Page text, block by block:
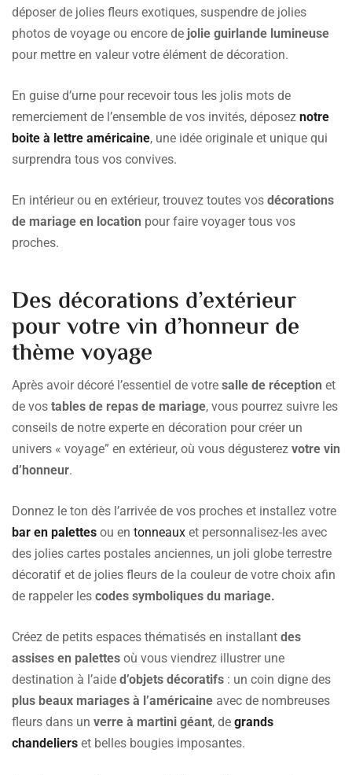
déposer de jolies fleurs exotiques, suspendre de jolies
photos de voyage ou encore de jolie guirlande lumineuse
pour mettre en valeur votre élément de décoration.
En guise d’urne pour recevoir tous les jolis mots de
remerciement de l’ensemble de vos invités, déposez notre
boite à lettre américaine, une idée originale et unique qui
surprendra tous vos convives.
En intérieur ou en extérieur, trouvez toutes vos décorations
de mariage en location pour faire voyager tous vos
proches.
Des décorations d’extérieur
pour votre vin d’honneur de
thème voyage
Après avoir décoré l’essentiel de votre salle de réception et
de vos tables de repas de mariage, vous pourrez suivre les
conseils de notre experte en décoration pour créer un
univers « voyage” en extérieur, où vous dégusterez votre vin
d’honneur.
Donnez le ton dès l’arrivée de vos proches et installez votre
bar en palettes ou en tonneaux et personnalisez-les avec
des jolies cartes postales anciennes, un joli globe terrestre
décoratif et de jolies fleurs de la couleur de votre choix afin
de rappeler les codes symboliques du mariage.
Créez de petits espaces thématisés en installant des
assises en palettes où vous viendrez illustrer une
destination à l’aide d’objets décoratifs : un coin digne des
plus beaux mariages à l’américaine avec de nombreuses
fleurs dans un verre à martini géant, de grands
chandeliers et belles bougies imposantes.